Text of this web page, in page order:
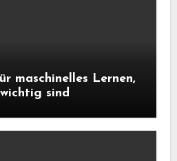
maschinelles Lernen,
sind